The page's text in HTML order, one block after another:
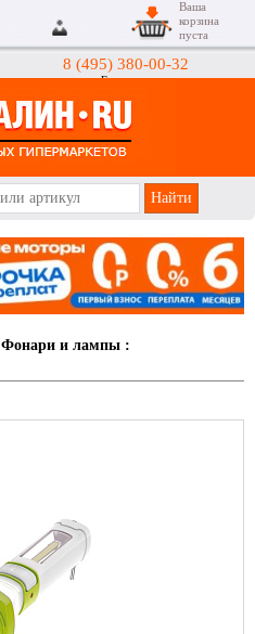
8 (495) 380-00-32
Гипермаркеты
Ваша
корзина
пуста
Фонари и лампы :